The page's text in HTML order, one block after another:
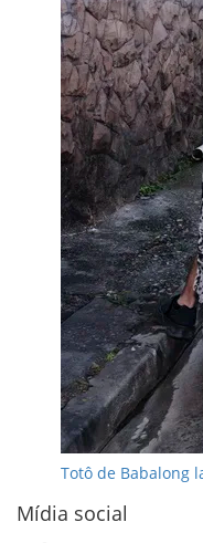
Totô de Babalong
Mídia social